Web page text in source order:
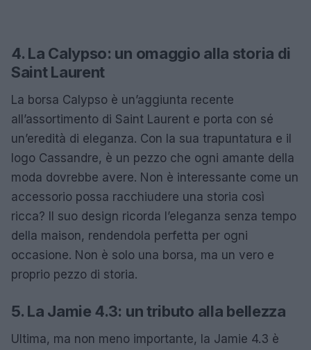
4. La Calypso: un omaggio alla storia di
Saint Laurent
La borsa Calypso è un’aggiunta recente
all’assortimento di Saint Laurent e porta con sé
un’eredità di eleganza. Con la sua trapuntatura e il
logo Cassandre, è un pezzo che ogni amante della
moda dovrebbe avere. Non è interessante come un
accessorio possa racchiudere una storia così
ricca? Il suo design ricorda l’eleganza senza tempo
della maison, rendendola perfetta per ogni
occasione. Non è solo una borsa, ma un vero e
proprio pezzo di storia.
5. La Jamie 4.3: un tributo alla bellezza
Ultima, ma non meno importante, la Jamie 4.3 è